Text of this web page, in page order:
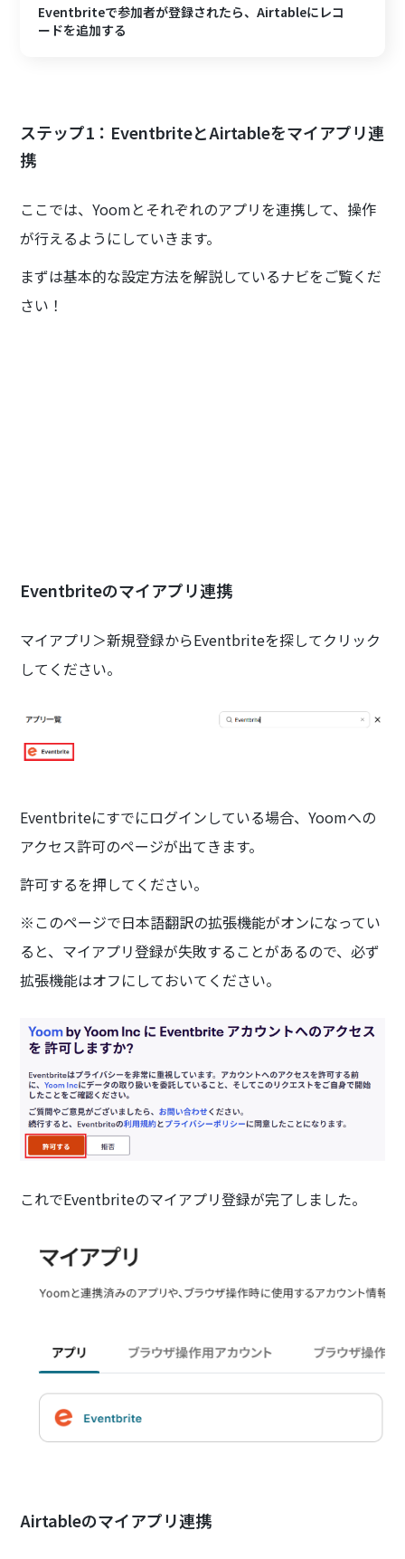
Eventbriteで参加者が登録されたら、Airtableにレコ
ードを追加する
ステップ1：EventbriteとAirtableをマイアプリ連
携
ここでは、Yoomとそれぞれのアプリを連携して、操作
が行えるようにしていきます。
まずは基本的な設定方法を解説しているナビをご覧くだ
さい！
Eventbriteのマイアプリ連携
マイアプリ＞新規登録からEventbriteを探してクリック
してください。
Eventbriteにすでにログインしている場合、Yoomへの
アクセス許可のページが出てきます。
許可するを押してください。
※このページで日本語翻訳の拡張機能がオンになってい
ると、マイアプリ登録が失敗することがあるので、必ず
拡張機能はオフにしておいてください。
これでEventbriteのマイアプリ登録が完了しました。
Airtableのマイアプリ連携